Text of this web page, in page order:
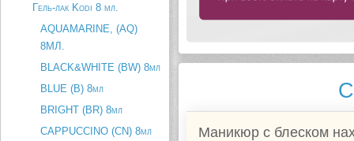
Гель-лак Kodi 8 мл.
AQUAMARINE, (AQ)
8МЛ.
BLACK&WHITE (BW) 8мл
BLUE (B) 8мл
BRIGHT (BR) 8мл
CAPPUCCINO (CN) 8мл
Маникюр с блеском